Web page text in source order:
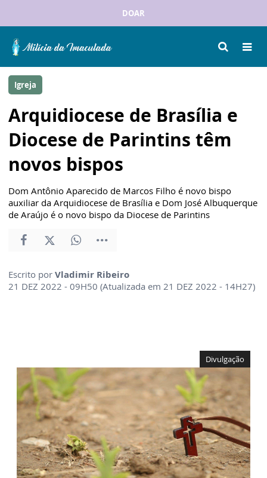
DOAR
Igreja
Arquidiocese de Brasília e
Diocese de Parintins têm
novos bispos
Dom Antônio Aparecido de Marcos Filho é novo bispo
auxiliar da Arquidiocese de Brasília e Dom José Albuquerque
de Araújo é o novo bispo da Diocese de Parintins
Escrito por Vladimir Ribeiro
21 DEZ 2022 - 09H50 (Atualizada em 21 DEZ 2022 - 14H27)
Divulgação